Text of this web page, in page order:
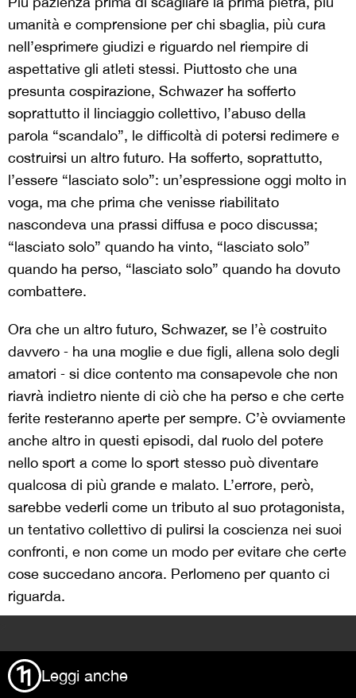
umanità e comprensione per chi sbaglia, più cura
nell’esprimere giudizi e riguardo nel riempire di
aspettative gli atleti stessi. Piuttosto che una
presunta cospirazione, Schwazer ha sofferto
soprattutto il linciaggio collettivo, l’abuso della
parola “scandalo”, le difficoltà di potersi redimere e
costruirsi un altro futuro. Ha sofferto, soprattutto,
l’essere “lasciato solo”: un’espressione oggi molto in
voga, ma che prima che venisse riabilitato
nascondeva una prassi diffusa e poco discussa;
“lasciato solo” quando ha vinto, “lasciato solo”
quando ha perso, “lasciato solo” quando ha dovuto
combattere.
Ora che un altro futuro, Schwazer, se l’è costruito
davvero ‒ ha una moglie e due figli, allena solo degli
amatori ‒ si dice contento ma consapevole che non
riavrà indietro niente di ciò che ha perso e che certe
ferite resteranno aperte per sempre. C’è ovviamente
anche altro in questi episodi, dal ruolo del potere
nello sport a come lo sport stesso può diventare
qualcosa di più grande e malato. L’errore, però,
sarebbe vederli come un tributo al suo protagonista,
un tentativo collettivo di pulirsi la coscienza nei suoi
confronti, e non come un modo per evitare che certe
cose succedano ancora. Perlomeno per quanto ci
riguarda.
Leggi anche